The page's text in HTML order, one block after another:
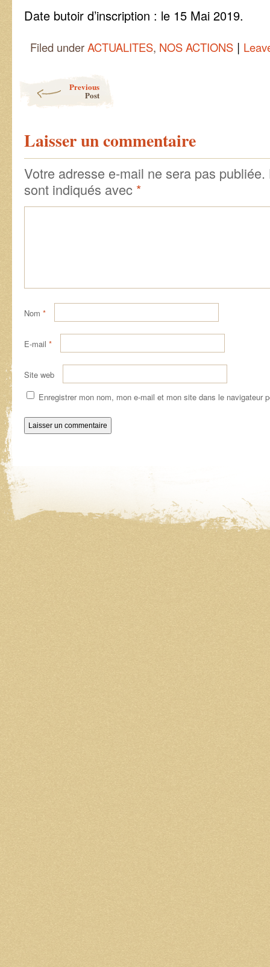
Date butoir d’inscription : le 15 Mai 2019.
Filed underACTUALITES, NOS ACTIONS |
Previous
Post
Laisser un commentaire
Votre adresse e-mail ne sera pas publiée.
sont indiqués avec *
Nom *
E-mail *
Site web
Enregistrer mon nom, mon e-mail et mon site dans le navigateur